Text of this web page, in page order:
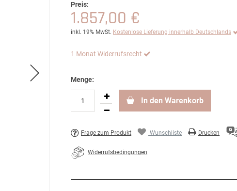
Preis:
1.857,00 €
inkl. 19% MwSt. Kostenlose Lieferung innerhalb Deutschlands
1 Monat Widerrufsrecht
Menge:
In den Warenkorb
Frage zum Produkt Wunschliste Drucken
Widerrufsbedingungen